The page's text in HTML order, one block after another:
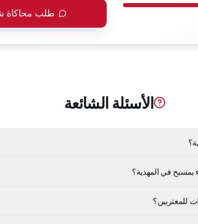
طلب محاكاة
الأسئلة الشائعة
بمسبح في المهدية؟
للمغتربين؟